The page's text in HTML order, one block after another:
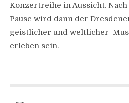
Konzertreihe in Aussicht.
Pause wird dann der
geistlicher und weltlicher
erleben sein.